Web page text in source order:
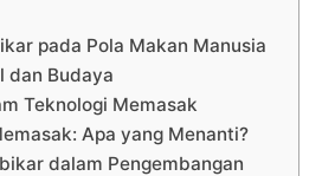
pada Pola Makan Manusia
dan Budaya
Teknologi Memasak
Apa yang Menanti?
dalam Pengembangan